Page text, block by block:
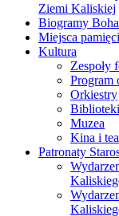
Ziemi Kaliskiej
Biogramy
Miejsca
Kultura
Zespoły
Program
Orkiestry
Biblioteki
Muzea
Kina i
Patronaty